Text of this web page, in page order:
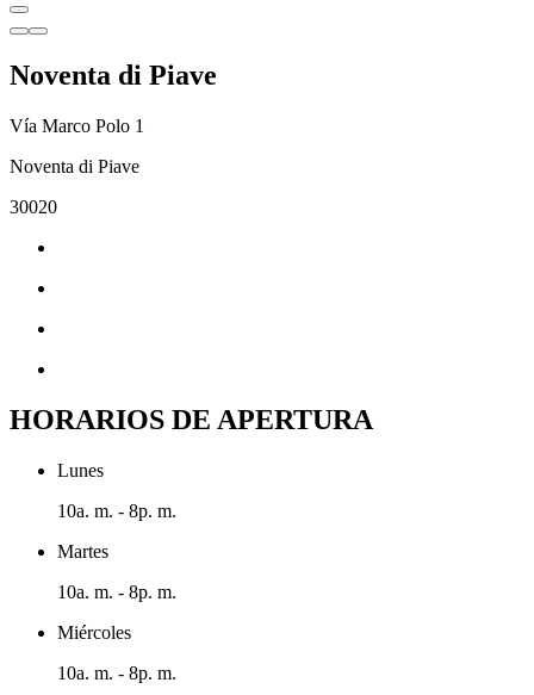
Noventa di Piave
Vía Marco Polo 1
Noventa di Piave
30020
HORARIOS DE APERTURA
Lunes
10a. m. - 8p. m.
Martes
10a. m. - 8p. m.
Miércoles
10a. m. - 8p. m.